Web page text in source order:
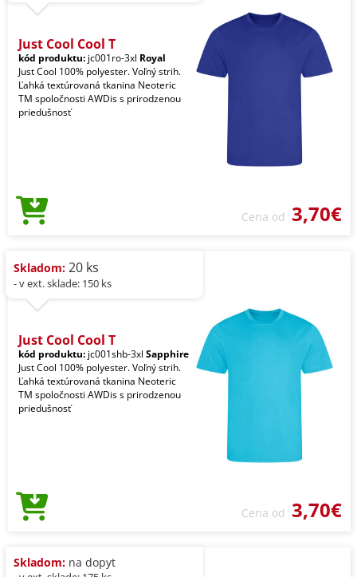
Just Cool Cool T
kód produktu: jc001ro-3xl Royal
Just Cool 100% polyester. Voľný strih.
Ľahká textúrovaná tkanina Neoteric
TM spoločnosti AWDis s prirodzenou
priedušnosť
Cena od 3,70€
Skladom: 20 ks
- v ext. sklade: 150 ks
Just Cool Cool T
kód produktu: jc001shb-3xl Sapphire
Just Cool 100% polyester. Voľný strih.
Ľahká textúrovaná tkanina Neoteric
TM spoločnosti AWDis s prirodzenou
priedušnosť
Cena od 3,70€
Skladom: na dopyt